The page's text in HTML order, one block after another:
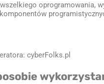
oprogramowania,
cyberFolks.pl